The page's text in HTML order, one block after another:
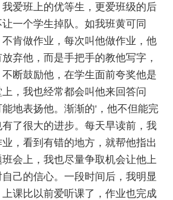
班上的优等生，更爱班级的后
一个学生掉队。如我班黄可同
肯做作业，每次叫他做作业，他
弃他，而是手把手的教他写字，
断鼓励他，在学生面前夸奖他是
，我也经常都会叫他来回答问
地表扬他。渐渐的'，他不但能完
了很大的进步。每天早读前，我
，看到有错的地方，就帮他指出
会上，我也尽量争取机会让他上
己的信心。一段时间后，我明显
课比以前爱听课了，作业也完成